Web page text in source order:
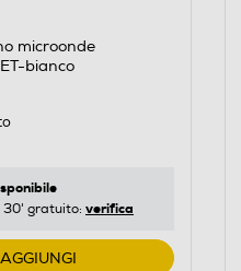
microonde
bianco
30' gratuito: verifica
AGGIUNGI